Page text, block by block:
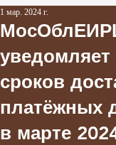
сроков
платёжных
в марте
1 мар. 2024 г.